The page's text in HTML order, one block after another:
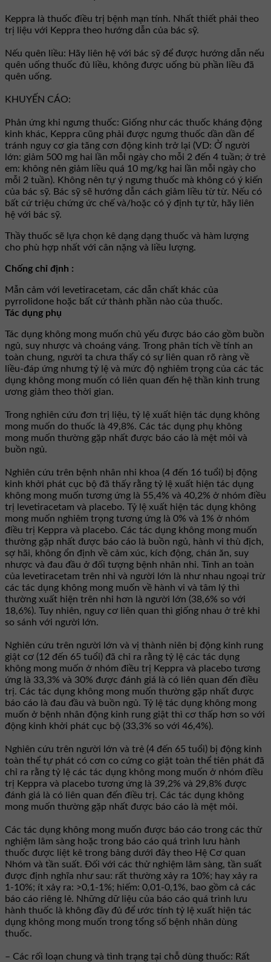
Keppra là thuốc điều trị bệnh mạn tính. Nhất thiết phải theo
trị liệu với Keppra theo hướng dẫn của bác sỹ.
Nếu quên liều: Hãy liên hệ với bác sỹ để được hướng dẫn nếu
quên uống thuốc đủ liều, không được uống bù phần liều đã
quên uống.
KHUYẾN CÁO:
Phản ứng khi ngưng thuốc: Giống như các thuốc kháng động
kinh khác, Keppra cũng phải được ngưng thuốc dần dần để
tránh nguy cơ gia tăng cơn động kinh trở lại (VD: Ở người
lớn: giảm 500 mg hai lần mỗi ngày cho mỗi 2 đến 4 tuần; ở trẻ
em: không nên giảm liều quá 10 mg/kg hai lần mỗi ngày cho
mỗi 2 tuần). Không nên tự ý ngưng thuốc mà không có ý kiến
của bác sỹ. Bác sỹ sẽ hướng dẫn cách giảm liều từ từ. Nếu có
bất cứ triệu chứng ức chế và/hoặc có ý định tự tử, hãy liên
hệ với bác sỹ.
Thầy thuốc sẽ lựa chọn kê dạng dạng thuốc và hàm lượng
cho phù hợp nhất với cân nặng và liều lượng.
Chống chỉ định :
Mẫn cảm với levetiracetam, các dẫn chất khác của
pyrrolidone hoặc bất cứ thành phần nào của thuốc.
Tác dụng phụ
Tác dụng không mong muốn chủ yếu được báo cáo gồm buồn
ngủ, suy nhược và choáng váng. Trong phân tích về tính an
toàn chung, người ta chưa thấy có sự liên quan rõ ràng về
liều-đáp ứng nhưng tỷ lệ và mức độ nghiêm trọng của các tác
dụng không mong muốn có liên quan đến hệ thần kinh trung
ương giảm theo thời gian.
Trong nghiên cứu đơn trị liệu, tỷ lệ xuất hiện tác dụng không
mong muốn do thuốc là 49,8%. Các tác dụng phụ không
mong muốn thường gặp nhất được báo cáo là mệt mỏi và
buồn ngủ.
Nghiên cứu trên bệnh nhân nhi khoa (4 đến 16 tuổi) bị động
kinh khởi phát cục bộ đã thấy rằng tỷ lệ xuất hiện tác dụng
không mong muốn tương ứng là 55,4% và 40,2% ở nhóm điều
trị levetiracetam và placebo. Tỷ lệ xuất hiện tác dụng không
mong muốn nghiêm trọng tương ứng là 0% và 1% ở nhóm
điều trị Keppra và placebo. Các tác dụng không mong muốn
thường gặp nhất được báo cáo là buồn ngủ, hành vi thù địch,
sợ hãi, không ổn định về cảm xúc, kích động, chán ăn, suy
nhược và đau đầu ở đối tượng bệnh nhân nhi. Tính an toàn
của levetiracetam trên nhi và người lớn là như nhau ngoại trừ
các tác dụng không mong muốn về hành vi và tâm lý thì
thường xuất hiện trên nhi hơn là người lớn (38,6% so với
18,6%). Tuy nhiên, nguy cơ liên quan thì giống nhau ở trẻ khi
so sánh với người lớn.
Nghiên cứu trên người lớn và vị thành niên bị động kinh rung
giật cơ (12 đến 65 tuổi) đã chỉ ra rằng tỷ lệ các tác dụng
không mong muốn ở nhóm điều trị Keppra và placebo tương
ứng là 33,3% và 30% được đánh giá là có liên quan đến điều
trị. Các tác dụng không mong muốn thường gặp nhất được
báo cáo là đau đầu và buồn ngủ. Tỷ lệ tác dụng không mong
muốn ở bệnh nhân động kinh rung giật thì cơ thấp hơn so với
động kinh khởi phát cục bộ (33,3% so với 46,4%).
Nghiên cứu trên người lớn và trẻ (4 đến 65 tuổi) bị động kinh
toàn thể tự phát có cơn co cứng co giật toàn thể tiên phát đã
chỉ ra rằng tỷ lệ các tác dụng không mong muốn ở nhóm điều
trị Keppra và placebo tương ứng là 39,2% và 29,8% được
đánh giá là có liên quan đến điều trị. Các tác dụng không
mong muốn thường gặp nhất được báo cáo là mệt mỏi.
Các tác dụng không mong muốn được báo cáo trong các thử
nghiệm lâm sàng hoặc trong báo cáo quá trình lưu hành
thuốc được liệt kê trong bảng dưới đây theo Hệ Cơ quan
Nhóm và tần suất. Đối với các thử nghiệm lâm sàng, tần suất
được định nghĩa như sau: rất thường xảy ra 10%; hay xảy ra
1-10%; ít xảy ra: >0,1-1%; hiếm: 0,01-0,1%, bao gồm cả các
báo cáo riêng lẻ. Những dữ liệu của báo cáo quá trình lưu
hành thuốc là không đầy đủ để ước tính tỷ lệ xuất hiện tác
dụng không mong muốn trong tổng số bệnh nhân dùng
thuốc.
– Các rối loạn chung và tình trạng tại chỗ dùng thuốc: Rất